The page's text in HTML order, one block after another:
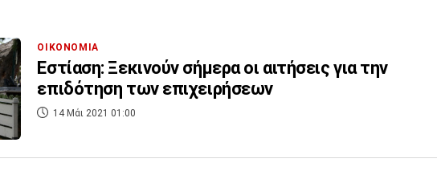
ΟΙΚΟΝΟΜΙΑ
Εστίαση: Ξεκινούν σήμερα οι αιτήσεις για την
επιδότηση των επιχειρήσεων
14 Μάι 2021 01:00